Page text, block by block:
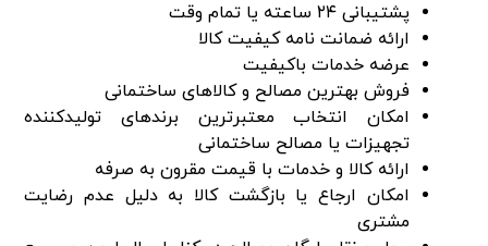
پشتیبانی ۲۴ ساعته یا تمام وقت
ارائه ضمانت نامه کیفیت کالا
عرضه خدمات باکیفیت
فروش بهترین مصالح و کالا‌های ساختمانی
امکان انتخاب معتبرترین برند‌های تولید‌کننده
تجهیزات یا مصالح ساختمانی
ارائه کالا و خدمات با قیمت مقرون به صرفه
امکان ارجاع یا بازگشت کالا به دلیل عدم رضایت
مشتری